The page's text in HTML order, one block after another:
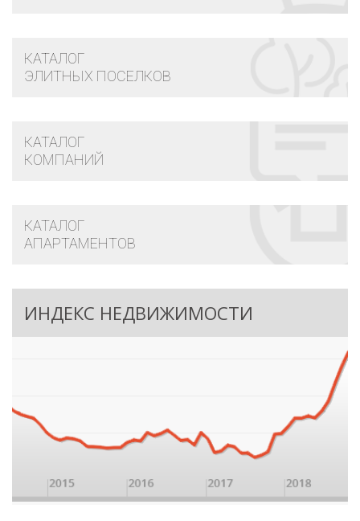
КАТАЛОГ
ЭЛИТНЫХ ПОСЕЛКОВ
КАТАЛОГ
КОМПАНИЙ
КАТАЛОГ
АПАРТАМЕНТОВ
ИНДЕКС НЕДВИЖИМОСТИ